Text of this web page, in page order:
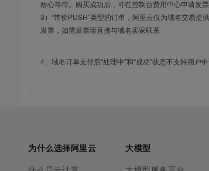
耐心等待。购买成功后，可在控制台费用中心申请发票
3）“带价PUSH”类型的订单，阿里云仅为域名交易
发票，如需发票请直接与域名卖家联系
4、域名订单支付后“处理中”和“成功”状态不支持用户